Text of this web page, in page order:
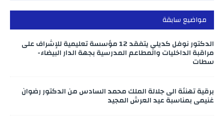
مواضيع سابقة
الدكتور نوفل كديلي يتفقد 12 مؤسسة تعليمية للإشراف على
مراقبة الداخليات والمطاعم المدرسية بجهة الدار البيضاء-
سطات
برقية تهنئة الى جلالة الملك محمد السادس من الدكتور رضوان
غنيمي بمناسبة عيد العرش المجيد